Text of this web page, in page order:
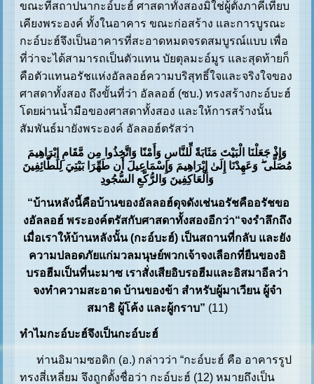
ขณะที่สถาปนากะอ์บะฮ์ ศาสดาทั้งสองมิใช่ผู้ตั้งภาคีเทียบ
เคียงพระองค์ ทั้งในอาคาร ขณะก่อสร้าง และการบูรณะ
กะอ์บะฮ์จึงเป็นอาคารที่สะอาดหมดจรดสมบูรณ์แบบ เพื่อ
ที่ว่าจะได้สามารถเป็นตัวแทน บัยตุลมะอ์มูร และสุดท้ายก็
คือตัวแทนอรัชแห่งอัลลอฮ์ความบริสุทธิ์ใจและจริงใจของ
ศาสดาทั้งสอง ถึงขั้นที่ว่า อัลลอฮ์ (ซบ.) ทรงสร้างกะอ์บะฮ์
โดยผ่านน้ำมือของศาสดาทั้งสอง และให้การสร้างนั้น
สัมพันธ์มายังพระองค์ อัลลอฮ์ตรัสว่า
وَإِذْ جَعَلْنَا الْبَيْتَ مَثَابَةً لِّلنَّاسِ وَأَمْنًا وَاتَّخِذُوا مِن مَّقَامِ إِبْرَاهِيمَ
مُصَلًّى ۖ وَعَهِدْنَا إِلَىٰ إِبْرَاهِيمَ وَإِسْمَاعِيلَ أَن طَهِّرَا بَيْتِيَ لِلطَّائِفِينَ
وَالْعَاكِفِينَ وَالرُّكَّعِ السُّجُودِ
“บ้านหลังนี้คือบ้านของอัลลอฮ์ดุจดังเช่นอรัชคืออรัชขอ
งอัลลอฮ์ พระองค์ตรัสกับศาสดาทั้งสองอีกว่า“จงรำลึกถึง
เมื่อเราให้บ้านหลังนั้น (กะอ์บะฮ์) เป็นสถานที่กลับ และยัง
ความปลอดภัยแก่มวลมนุษย์พวกเจ้าจงเลือกที่ยืนของอิ
บรอฮีมเป็นที่นะมาซ เราสั่งเสียอิบรอฮีมและอิสมาอีลว่า
จงทำความสะอาด บ้านของข้า สำหรับผู้มาเวียน ผู้จำ
สมาธิ ผู้โค้ง และผู้กราบ” (11)
ทำไมกะอ์บะฮ์จึงเป็นกะอ์บะฮ์
ท่านอิมามซอดิก (อ.) กล่าวว่า “กะอ์บะฮ์ คือ อาคารรูป
ทรงสี่เหลี่ยม จึงถูกตั้งชื่อว่า กะอ์บะฮ์ (12) หมายถึงเป็น